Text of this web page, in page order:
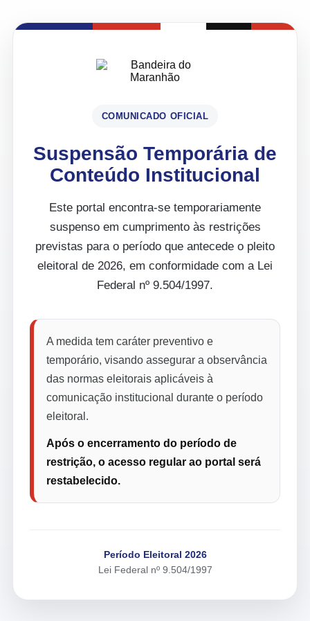
COMUNICADO OFICIAL
Suspensão Temporária de
Conteúdo Institucional
Este portal encontra-se temporariamente
suspenso em cumprimento às restrições
previstas para o período que antecede o pleito
eleitoral de 2026, em conformidade com a Lei
Federal nº 9.504/1997.
A medida tem caráter preventivo e
temporário, visando assegurar a observância
das normas eleitorais aplicáveis à
comunicação institucional durante o período
eleitoral.
Após o encerramento do período de
restrição, o acesso regular ao portal será
restabelecido.
Período Eleitoral 2026
Lei Federal nº 9.504/1997